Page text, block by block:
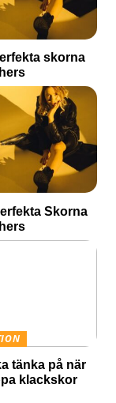
skorna
Skorna
tänka på när
klackskor